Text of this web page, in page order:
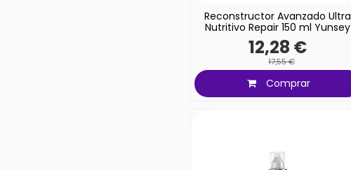
Reconstructor Avanzado Ultra
Nutritivo Repair 150 ml Yunsey
12,28 €
17,55 €
Comprar